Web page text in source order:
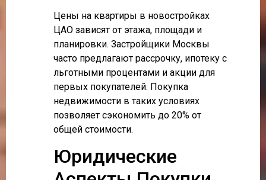
Цены на квартиры в новостройках
ЦАО зависят от этажа, площади и
планировки. Застройщики Москвы
часто предлагают рассрочку, ипотеку с
льготными процентами и акции для
первых покупателей. Покупка
недвижимости в таких условиях
позволяет сэкономить до 20% от
общей стоимости.
Юридические